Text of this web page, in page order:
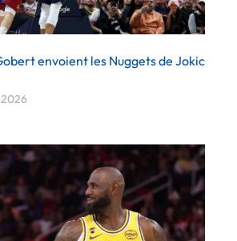
envoient les Nuggets de Jokic
2026